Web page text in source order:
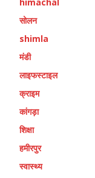
सोलन
shimla
मंडी
लाइफस्टाइल
क्राइम
कांगड़ा
शिक्षा
हमीरपुर
स्वास्थ्य